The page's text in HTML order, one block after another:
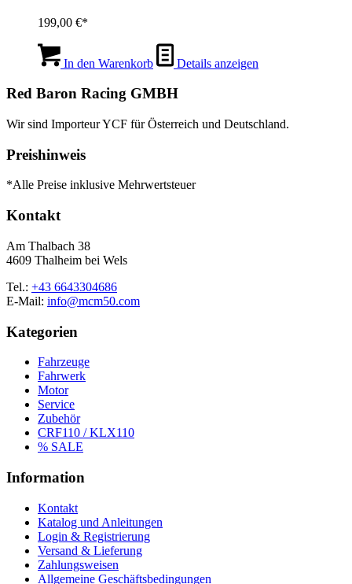
199,00 €
In den Warenkorb Details anzeigen
Red Baron Racing GMBH
Wir sind Importeur YCF für Österreich und Deutschland.
Preishinweis
*Alle Preise inklusive Mehrwertsteuer
Kontakt
Am Thalbach 38
4609 Thalheim bei Wels
Tel.: +43 6643304686
E-Mail: info@mcm50.com
Kategorien
Fahrzeuge
Fahrwerk
Motor
Service
Zubehör
CRF110 / KLX110
% SALE
Information
Kontakt
Katalog und Anleitungen
Login & Registrierung
Versand & Lieferung
Zahlungsweisen
Allgemeine Geschäftsbedingungen